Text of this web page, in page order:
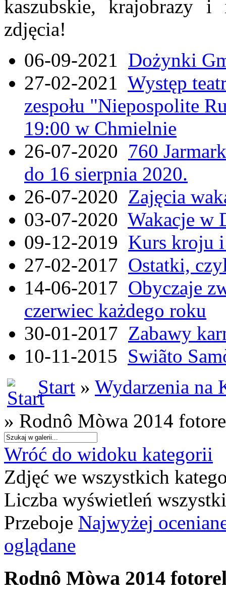
kaszubskie, krajobrazy
zdjęcia!
06-09-2021 Dożynki
27-02-2021 Występ
zespołu "Niepospolite
19:00 w Chmielnie
26-07-2020 760
do 16 sierpnia 2020.
26-07-2020 Zajęcia
03-07-2020 Wakacje w
09-12-2019 Kurs kroju i
27-02-2017 Ostatki,
14-06-2017 Obyczaje
czerwiec każdego roku
30-01-2017 Zabawy
10-11-2015 Swiãto
Start » Wydarzenia na
» Rodnô Mòwa 2014
Wróć do widoku kategorii
Zdjęć we wszystkich
Liczba wyświetleń
Przeboje Najwyżej
oglądane
Rodnô Mòwa 2014